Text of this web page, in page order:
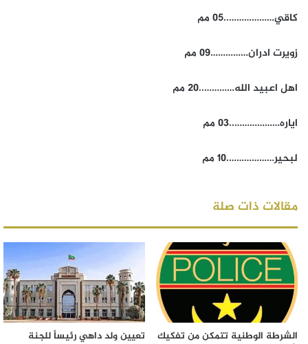
كاقي………………..05 مم
زويرت ادران……………09 مم
اهل اعبيد الله…………..20 مم
اياره………………..03 مم
لبحير……………….10 مم
مقالات ذات صلة
الشرطة الوطنية تتمكن من تفكيك
تعيين ولد داهي رئيساً للجنة